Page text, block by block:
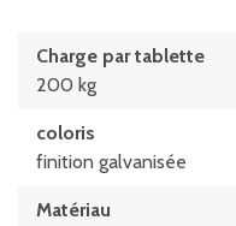
Charge par tablette
200 kg
coloris
finition galvanisée
Matériau